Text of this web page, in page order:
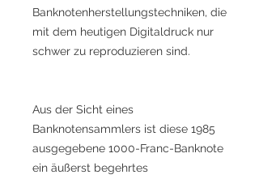
Banknotenherstellungstechniken, die
mit dem heutigen Digitaldruck nur
schwer zu reproduzieren sind.
Aus der Sicht eines
Banknotensammlers ist diese 1985
ausgegebene 1000-Franc-Banknote
ein äußerst begehrtes